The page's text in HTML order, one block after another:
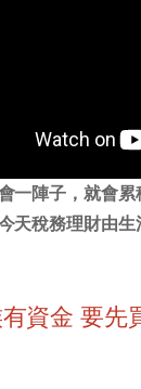
一陣子，就會
天稅務理財由生
資金 要先